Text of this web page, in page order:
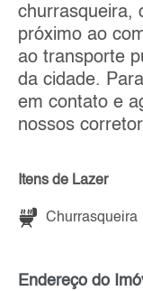
churrasqueira,
próximo ao
ao transporte
da cidade.
em contato e
nossos
Itens de Lazer
Churrasqueira
Endereço do